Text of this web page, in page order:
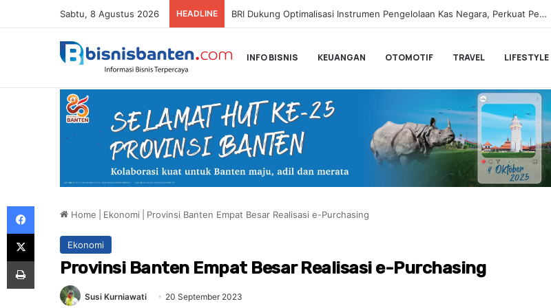
Sabtu, 8 Agustus 2026 HEADLINE Hampir Sentuh 70.000 Pengguna, Polytron Optimis Sambut Ajang GIIAS 2026 dengan Respon Positif
INFO BISNIS KEUANGAN OTOMOTIF TRAVEL LIFESTYLE
Home Ekonomi Provinsi Banten Empat Besar Realisasi e-Purchasing
Ekonomi
Provinsi Banten Empat Besar Realisasi e-Purchasing
Susi Kurniawati 20 September 2023